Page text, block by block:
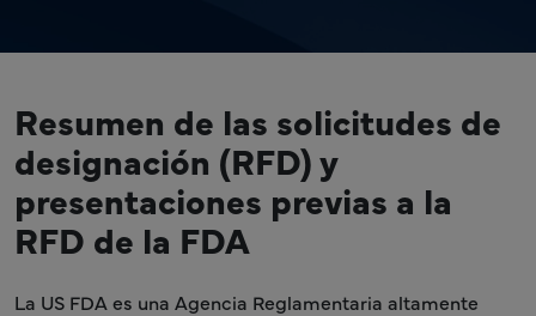
Resumen de las solicitudes de
designación (RFD) y
presentaciones previas a la
RFD de la FDA
La US FDA es una Agencia Reglamentaria altamente